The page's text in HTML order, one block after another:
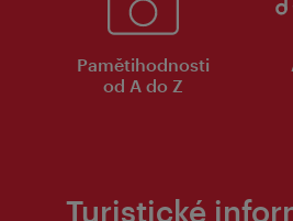
Pamětihodnosti
od A do Z
Turistické